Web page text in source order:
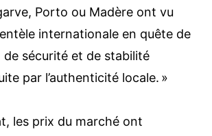
Porto ou Madère ont vu
internationale en quête de
de sécurité et de stabilité
par l’authenticité locale. »
les prix du marché ont